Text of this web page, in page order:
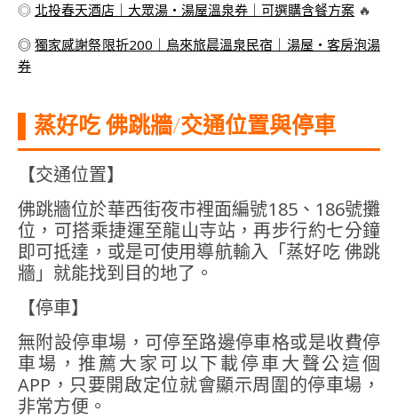
◎ 北投春天酒店｜大眾湯・湯屋溫泉券｜可選購含餐方案 🔥
◎獨家感謝祭限折200｜烏來旅晨溫泉民宿｜湯屋・客房泡湯
券
▌蒸好吃 佛跳牆/交通位置與停車
【交通位置】
佛跳牆位於華西街夜市裡面編號185、186號攤
位，可搭乘捷運至龍山寺站，再步行約七分鐘
即可抵達，或是可使用導航輸入「蒸好吃 佛跳
牆」就能找到目的地了。
【停車】
無附設停車場，可停至路邊停車格或是收費停
車場，推薦大家可以下載停車大聲公這個
APP，只要開啟定位就會顯示周圍的停車場，
非常方便。